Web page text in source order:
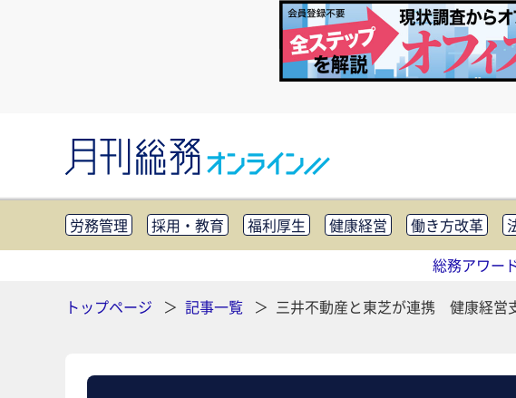
労務管理 採用・教育 福利厚生 健康経営 働き方改革
知財管理
リスクマネジメント・BCP 社外・社内広報 社外
助成金・補助金・コスト
総務アワー
トップページ
記事一覧 三井不動産と東芝が連携 健康経営